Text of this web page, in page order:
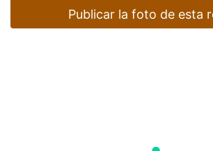
Publicar la foto de esta